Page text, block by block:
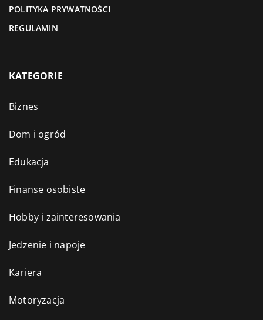
POLITYKA PRYWATNOŚCI
REGULAMIN
KATEGORIE
Biznes
Dom i ogród
Edukacja
Finanse osobiste
Hobby i zainteresowania
Jedzenie i napoje
Kariera
Motoryzacja